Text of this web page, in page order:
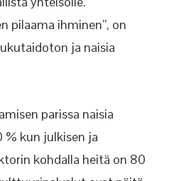
pilaama ihminen”, on
ja naisia
parissa naisia
kun julkisen ja
kohdalla heitä on 80